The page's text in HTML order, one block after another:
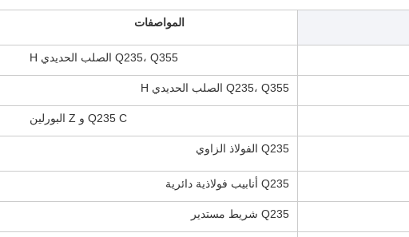
المواصفات
Q235، Q355 الصلب الحديدي H
Q235، Q355 الصلب الحديدي H
Q235 C و Z البورلين
Q235 الفولاذ الزاوي
Q235 أنابيب فولاذية دائرية
Q235 شريط مستدير